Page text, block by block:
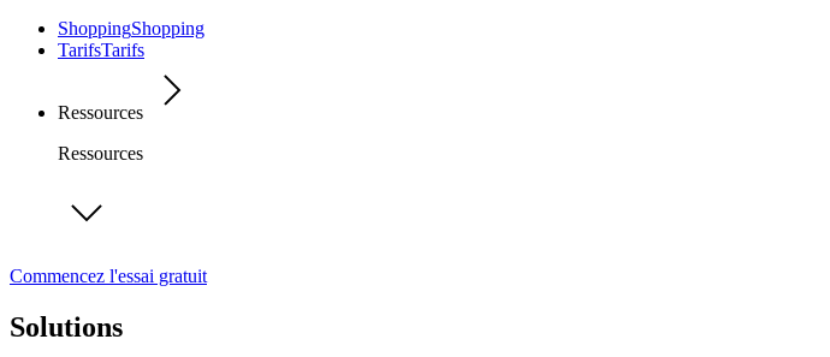
ShoppingShopping
TarifsTarifs
Ressources
Ressources
Commencez l'essai gratuit
Solutions